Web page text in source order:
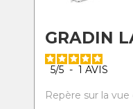
GRADIN
5/5 - 1 AVIS
Repère sur la vue